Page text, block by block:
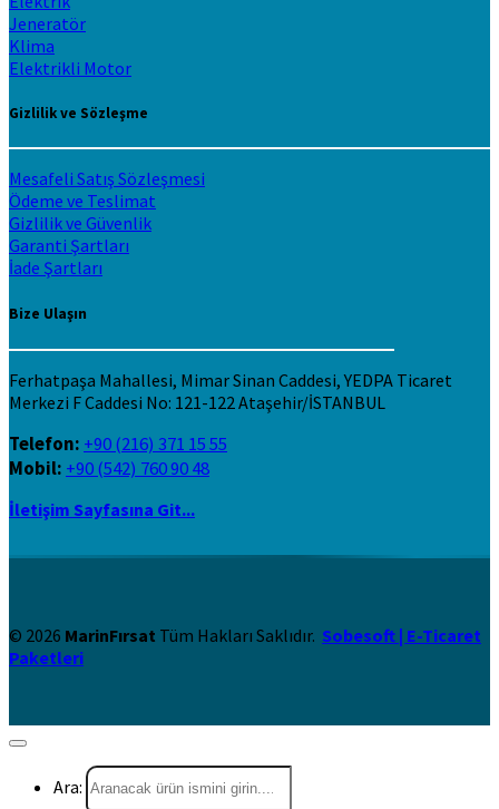
Jeneratör
Klima
Elektrikli Motor
Gizlilik ve Sözleşme
Mesafeli Satış Sözleşmesi
Ödeme ve Teslimat
Gizlilik ve Güvenlik
Garanti Şartları
İade Şartları
Bize Ulaşın
Ferhatpaşa Mahallesi, Mimar Sinan Caddesi, YEDPA Ticaret
Merkezi F Caddesi No: 121-122 Ataşehir/İSTANBUL
Telefon: +90 (216) 371 15 55
Mobil: +90 (542) 760 90 48
İletişim Sayfasına Git...
© 2026 MarinFırsat Tüm Hakları Saklıdır. Sobesoft | E-Ticaret
Paketleri
Ara: